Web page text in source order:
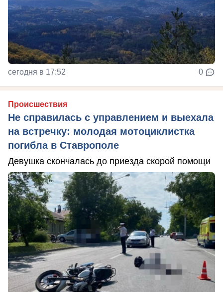
сегодня в 17:52 0
Происшествия
Не справилась с управлением и выехала
на встречку: молодая мотоциклистка
погибла в Ставрополе
Девушка скончалась до приезда скорой помощи